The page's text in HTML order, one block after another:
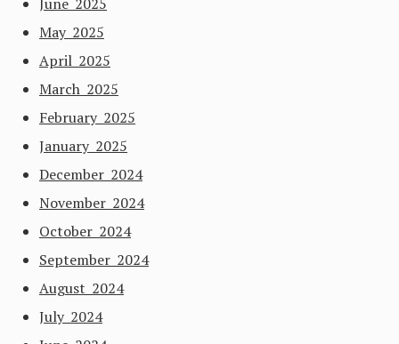
May 2025
April 2025
March 2025
February 2025
January 2025
December 2024
November 2024
October 2024
September 2024
August 2024
July 2024